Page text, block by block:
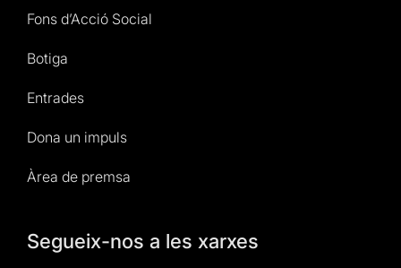
Fons d’Acció Social
Botiga
Entrades
Dona un impuls
Àrea de premsa
Segueix-nos a les xarxes